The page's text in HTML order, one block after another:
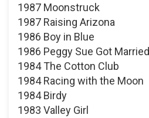
1987 Moonstruck
1987 Raising Arizona
1986 Boy in Blue
1986 Peggy Sue Got Married
1984 The Cotton Club
1984 Racing with the Moon
1984 Birdy
1983 Valley Girl